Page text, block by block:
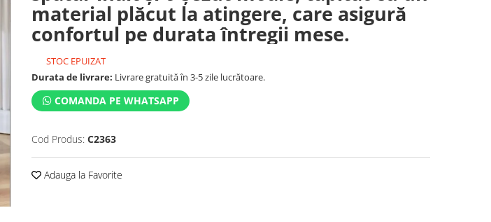
material plăcut la atingere, care asigură
confortul pe durata întregii mese.
STOC EPUIZAT
Durata de livrare: Livrare gratuită în 3-5 zile lucrătoare.
COMANDA PE WHATSAPP
Cod Produs: C2363
Adauga la Favorite